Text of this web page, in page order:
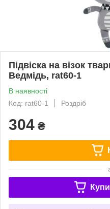
Підвіска на візок
Ведмідь, rat60-1
В наявності
Код: rat60-1
Роздріб
304 ₴